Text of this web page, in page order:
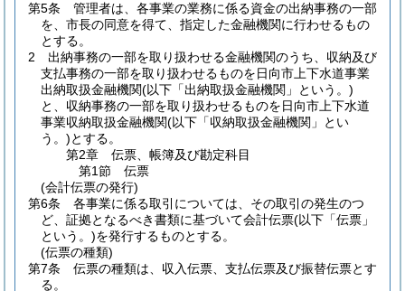
第5条
管理者は、各事業の業務に係る資金の出納事務の一部
を、市長の同意を得て、指定した金融機関に行わせるもの
とする。
2
出納事務の一部を取り扱わせる金融機関のうち、収納及び
支払事務の一部を取り扱わせるものを日向市上下水道事業
出納取扱金融機関(以下「出納取扱金融機関」という。)
と、収納事務の一部を取り扱わせるものを日向市上下水道
事業収納取扱金融機関(以下「収納取扱金融機関」とい
う。)とする。
第2章
伝票、帳簿及び勘定科目
第1節
伝票
(会計伝票の発行)
第6条
各事業に係る取引については、その取引の発生のつ
ど、証拠となるべき書類に基づいて会計伝票(以下「伝票」
という。)を発行するものとする。
(伝票の種類)
第7条
伝票の種類は、収入伝票、支払伝票及び振替伝票とす
る。